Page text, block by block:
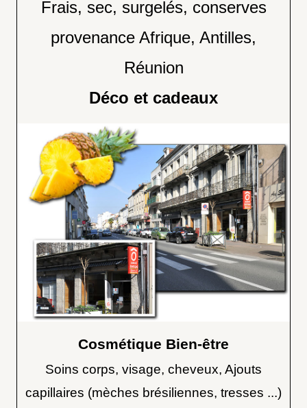
Frais, sec, surgelés, conserves
provenance Afrique, Antilles,
Réunion
Déco et cadeaux
Cosmétique Bien-être
Soins corps, visage, cheveux, Ajouts
capillaires (mèches brésiliennes, tresses ...)